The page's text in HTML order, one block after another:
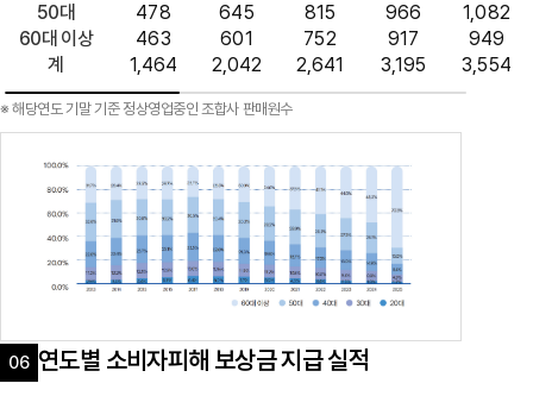
50대
478 645 815 966
1,082
60대 이상
463 601 752 917
949
계
1,464 2,042 2,641 3,195 3,554
※ 해당연도 기말 기준 정상영업중인 조합사 판매원수
연도별 소비자피해 보상금 지급 실적